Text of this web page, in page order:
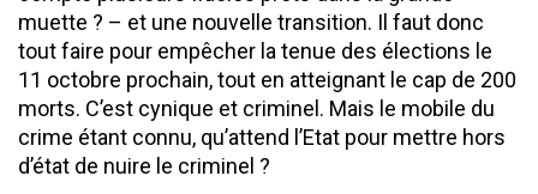
muette ? – et une nouvelle transition. Il faut donc
tout faire pour empêcher la tenue des élections le
11 octobre prochain, tout en atteignant le cap de 200
morts. C’est cynique et criminel. Mais le mobile du
crime étant connu, qu’attend l’Etat pour mettre hors
d’état de nuire le criminel ?